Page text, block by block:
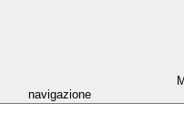
navigazione